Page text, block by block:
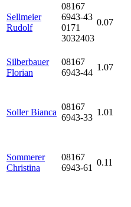
Sellmeier
Rudolf
08167
6943-43
0171
3032403
0.07
Silberbauer
Florian
08167
6943-44
1.07
Soller Bianca
08167
6943-33
1.01
Sommerer
Christina
08167
6943-61
0.11